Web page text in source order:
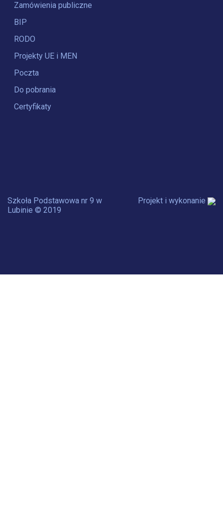
Zamówienia publiczne
BIP
RODO
Projekty UE i MEN
Poczta
Do pobrania
Certyfikaty
Szkoła Podstawowa nr 9 w
Lubinie © 2019
Projekt i wykonanie